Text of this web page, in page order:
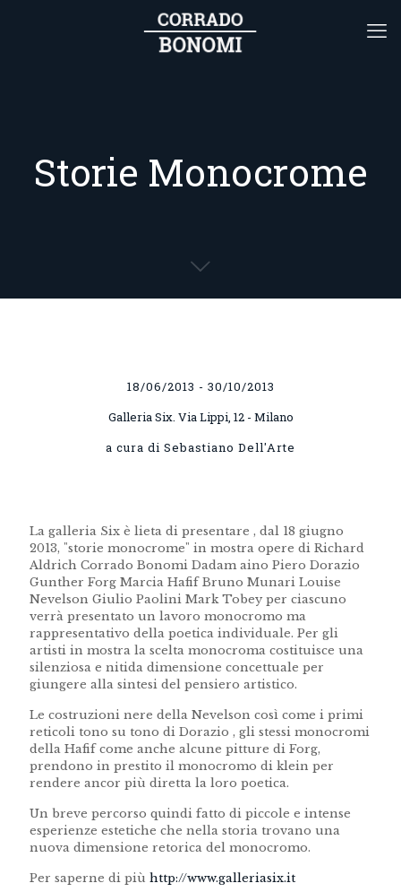
Storie Monocrome
18/06/2013 - 30/10/2013
Galleria Six. Via Lippi, 12 - Milano
a cura di Sebastiano Dell'Arte
La galleria Six è lieta di presentare , dal 18 giugno
2013, "storie monocrome" in mostra opere di Richard
Aldrich Corrado Bonomi Dadam aino Piero Dorazio
Gunther Forg Marcia Hafif Bruno Munari Louise
Nevelson Giulio Paolini Mark Tobey per ciascuno
verrà presentato un lavoro monocromo ma
rappresentativo della poetica individuale. Per gli
artisti in mostra la scelta monocroma costituisce una
silenziosa e nitida dimensione concettuale per
giungere alla sintesi del pensiero artistico.
Le costruzioni nere della Nevelson così come i primi
reticoli tono su tono di Dorazio , gli stessi monocromi
della Hafif come anche alcune pitture di Forg,
prendono in prestito il monocromo di klein per
rendere ancor più diretta la loro poetica.
Un breve percorso quindi fatto di piccole e intense
esperienze estetiche che nella storia trovano una
nuova dimensione retorica del monocromo.
Per saperne di più http://www.galleriasix.it